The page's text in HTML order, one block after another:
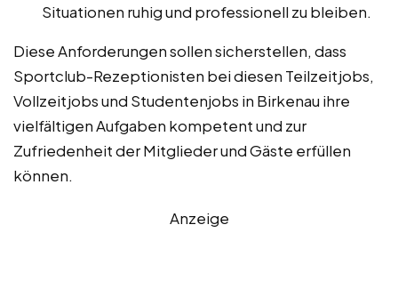
Situationen ruhig und professionell zu bleiben.
Diese Anforderungen sollen sicherstellen, dass
Sportclub-Rezeptionisten bei diesen Teilzeitjobs,
Vollzeitjobs und Studentenjobs in Birkenau ihre
vielfältigen Aufgaben kompetent und zur
Zufriedenheit der Mitglieder und Gäste erfüllen
können.
Anzeige